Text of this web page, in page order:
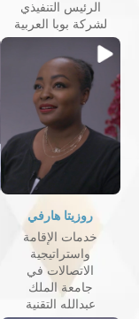
الرئيس التنفيذي
لشركة بوبا العربية
روزيتا هارفي
خدمات الإقامة
واستراتيجية
الاتصالات في
جامعة الملك
عبدالله التقنية